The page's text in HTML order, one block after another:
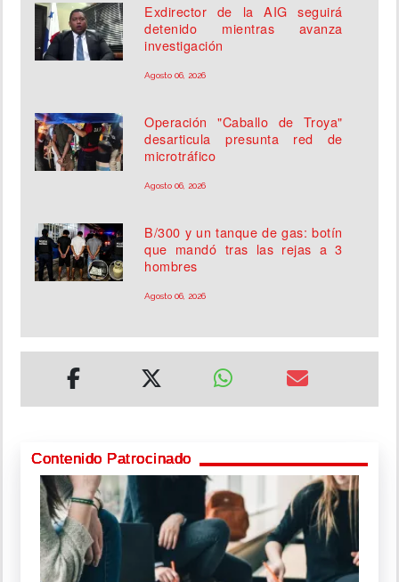
Exdirector de la AIG seguirá
detenido mientras avanza
investigación
Agosto 06, 2026
Operación "Caballo de Troya"
desarticula presunta red de
microtráfico
Agosto 06, 2026
B/300 y un tanque de gas: botín
que mandó tras las rejas a 3
hombres
Agosto 06, 2026
Contenido Patrocinado